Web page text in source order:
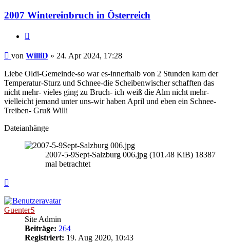
2007 Wintereinbruch in Österreich
Beitrag
von WilliD » 24. Apr 2024, 17:28
Liebe Oldi-Gemeinde-so war es-innerhalb von 2 Stunden kam der
Temperatur-Sturz und Schnee-die Scheibenwischer schafften das
nicht mehr- vieles ging zu Bruch- ich weiß die Alm nicht mehr-
vielleicht jemand unter uns-wir haben April und eben ein Schnee-
Treiben- Gruß Willi
Dateianhänge
2007-5-9Sept-Salzburg 006.jpg (101.48 KiB) 18387
mal betrachtet
GuenterS
Site Admin
Beiträge: 264
Registriert: 19. Aug 2020, 10:43